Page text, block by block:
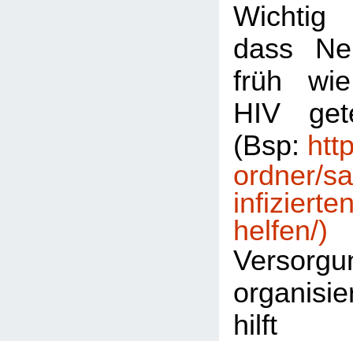
dass
früh
HIV
(Bsp:
ordner/
helfen/)